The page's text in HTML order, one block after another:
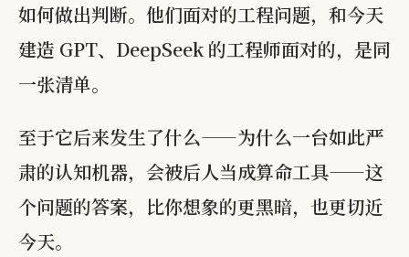
如何做出判断。他们面对的工程问题，和今天
建造 GPT、DeepSeek 的工程师面对的，是同
一张清单。
至于它后来发生了什么——为什么一台如此严
肃的认知机器，会被后人当成算命工具——这
个问题的答案，比你想象的更黑暗，也更切近
今天。